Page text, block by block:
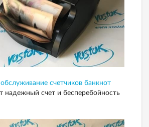
обслуживание счетчиков банкнот
надежный счет и бесперебойность